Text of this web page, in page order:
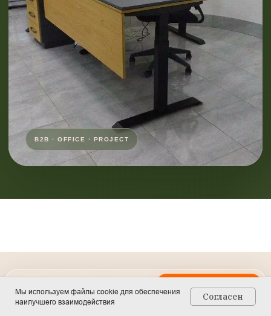
Главная Каталог
КАК ДОБРАТЬСЯ
Позвонить Маршрут
↗
Записаться
Мы используем файлы cookie для обеспечения
наилучшего взаимодействия
Согласен